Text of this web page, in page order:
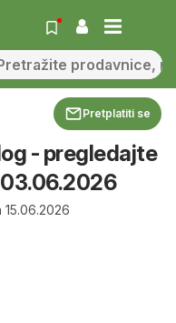
Pretplatiti se
- pregledajte